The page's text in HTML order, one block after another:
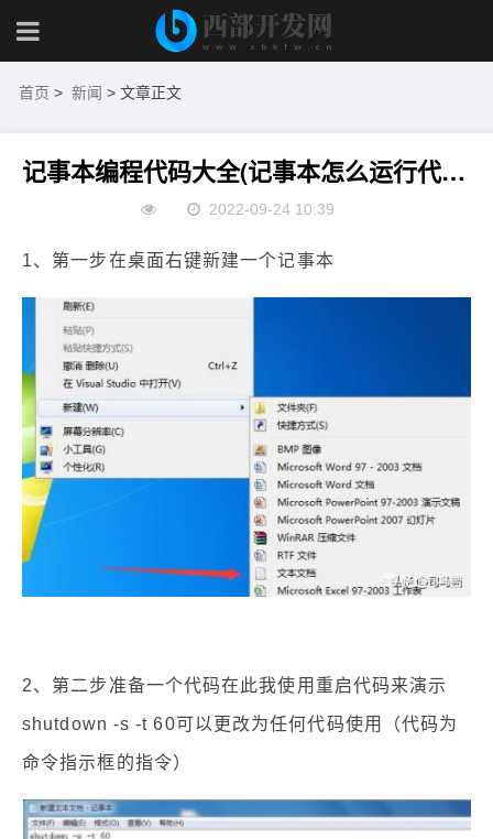
首页 > 新闻 > 文章正文
记事本编程代码大全(记事本怎么运行代码)
2022-09-24 10:39
1、第一步在桌面右键新建一个记事本
2、第二步准备一个代码在此我使用重启代码来演示
shutdown -s -t 60可以更改为任何代码使用（代码为
命令指示框的指令）